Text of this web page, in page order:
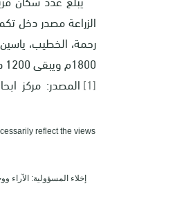
الزراعة مصدر دخل
رحمة، الخطيب،
1800م ويبقى 1200 دونماً معزولاً خلف الجدار العنصري.
[1]المصدر: مركز
reflect the views
إخلاء المسؤولية: